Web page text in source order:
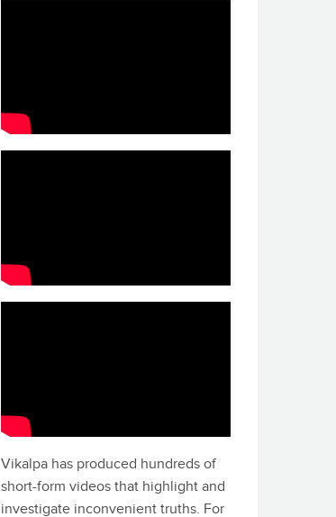
Vikalpa has produced hundreds of
short-form videos that highlight and
investigate inconvenient truths. For